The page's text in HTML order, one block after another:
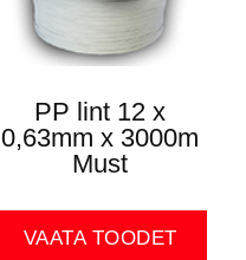
PP lint 12 x
0,63mm x 3000m
Must
VAATA TOODET